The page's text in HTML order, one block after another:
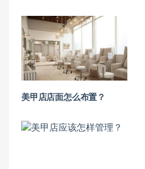
美甲店店面怎么布置？